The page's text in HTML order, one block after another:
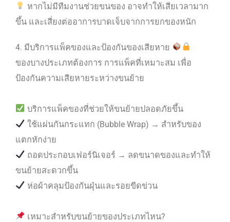
หากไม่มีทีมงานช่วยขนของ อาจทำให้เสียเวลามาก
ขึ้น และเสี่ยงต่ออาการบาดเจ็บจากการยกของหนัก
4. มีบริการแพ็คของและป้องกันของเสียหาย
ของบางประเภทต้องการ การแพ็คที่เหมาะสม เพื่อ
ป้องกันความเสียหายระหว่างขนย้าย
บริการแพ็คของที่ช่วยให้ขนย้ายปลอดภัยขึ้น
ใช้แผ่นกันกระแทก (Bubble Wrap) → สำหรับของ
แตกหักง่าย
ถอดประกอบเฟอร์นิเจอร์ → ลดขนาดของและทำให้
ขนย้ายสะดวกขึ้น
ห่อผ้าคลุมป้องกันฝุ่นและรอยขีดข่วน
เหมาะสำหรับขนย้ายของประเภทไหน?